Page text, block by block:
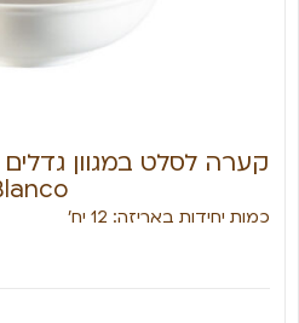
כמות יחידות באריזה: 12 יח׳